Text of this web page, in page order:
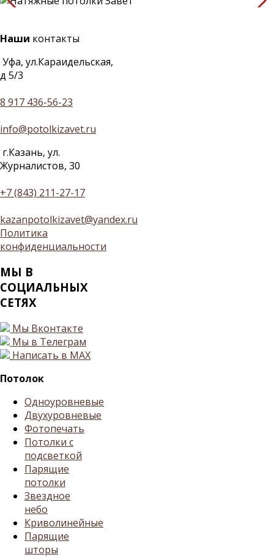
Наши контакты
Уфа, ул.Караидельская,
д 5/3
8 917 436-56-23
info@potolkizavet.ru
г.Казань, ул.
Журналистов, 30
+7 (843) 211-27-17
kazanpotolkizavet@yandex.ru
Политика
конфиденциальности
МЫ В
СОЦИАЛЬНЫХ
СЕТЯХ
Мы Вконтакте
Мы в Телеграм
Написать в MAX
Потолок
Одноуровневые
Двухуровневые
Фотопечать
Потолки с
подсветкой
Парящие
потолки
Звездное
небо
Криволинейные
Парящие
шторы